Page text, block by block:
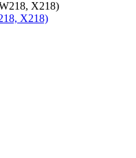
X218)